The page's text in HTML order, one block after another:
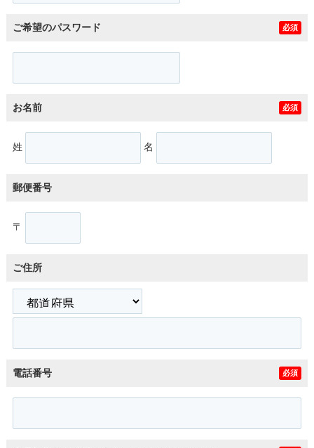
ご希望のパスワード 必須
お名前 必須
姓 名
郵便番号
〒
ご住所
電話番号 必須